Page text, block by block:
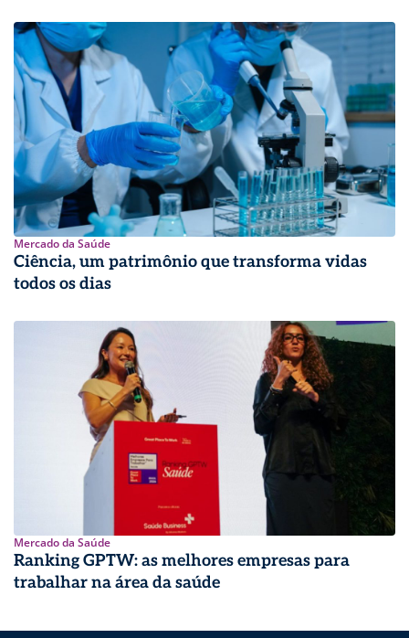
Mercado da Saúde
Ciência, um patrimônio que transforma vidas
todos os dias
Mercado da Saúde
Ranking GPTW: as melhores empresas para
trabalhar na área da saúde